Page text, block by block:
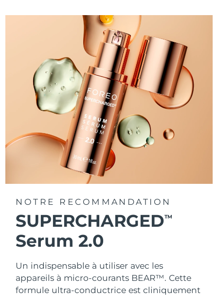
NOTRE RECOMMANDATION
SUPERCHARGEDTM
Serum 2.0
Un indispensable à utiliser avec les
appareils à micro-courants BEAR™. Cette
formule ultra-conductrice est cliniquement